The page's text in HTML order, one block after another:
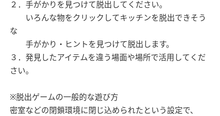
２．手がかりを見つけて脱出してください。
いろんな物をクリックしてキッチンを脱出できそう
な
手がかり・ヒントを見つけて脱出します。
３．発見したアイテムを違う場面や場所で活用してくだ
さい。
※脱出ゲームの一般的な遊び方
密室などの閉鎖環境に閉じ込められたという設定で、